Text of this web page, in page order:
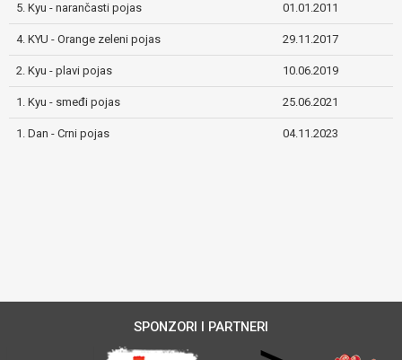
5. Kyu - narančasti pojas 01.01.2011
4. KYU - Orange zeleni pojas 29.11.2017
2. Kyu - plavi pojas 10.06.2019
1. Kyu - smeđi pojas 25.06.2021
1. Dan - Crni pojas 04.11.2023
SPONZORI I PARTNERI